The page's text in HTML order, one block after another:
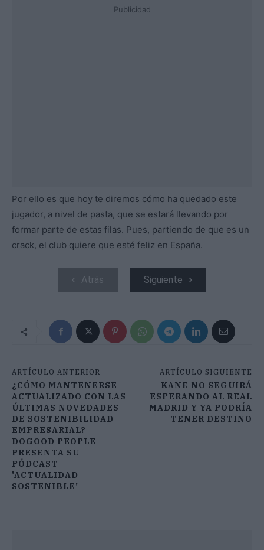
Publicidad
Por ello es que hoy te diremos cómo ha quedado este
jugador, a nivel de pasta, que se estará llevando por
formar parte de estas filas. Pues, partiendo de que es un
crack, el club quiere que esté feliz en España.
Atrás Siguiente
ARTÍCULO ANTERIOR
¿CÓMO MANTENERSE
ACTUALIZADO CON LAS
ÚLTIMAS NOVEDADES
DE SOSTENIBILIDAD
EMPRESARIAL?
DOGOOD PEOPLE
PRESENTA SU
PÓDCAST
'ACTUALIDAD
SOSTENIBLE'
ARTÍCULO SIGUIENTE
KANE NO SEGUIRÁ
ESPERANDO AL REAL
MADRID Y YA PODRÍA
TENER DESTINO